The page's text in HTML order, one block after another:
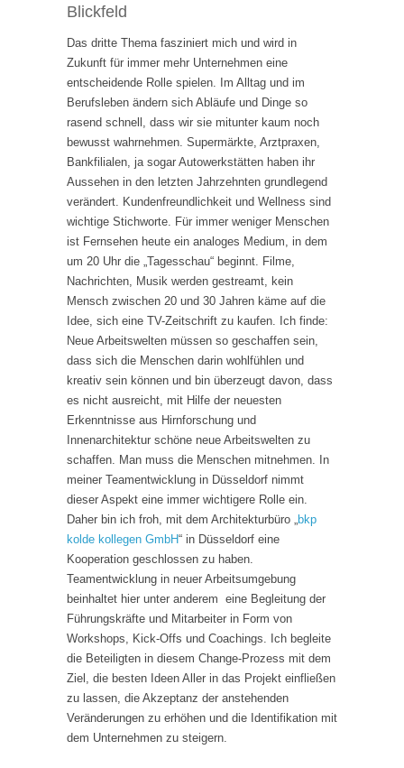
Blickfeld
Das dritte Thema fasziniert mich und wird in
Zukunft für immer mehr Unternehmen eine
entscheidende Rolle spielen. Im Alltag und im
Berufsleben ändern sich Abläufe und Dinge so
rasend schnell, dass wir sie mitunter kaum noch
bewusst wahrnehmen. Supermärkte, Arztpraxen,
Bankfilialen, ja sogar Autowerkstätten haben ihr
Aussehen in den letzten Jahrzehnten grundlegend
verändert. Kundenfreundlichkeit und Wellness sind
wichtige Stichworte. Für immer weniger Menschen
ist Fernsehen heute ein analoges Medium, in dem
um 20 Uhr die „Tagesschau“ beginnt. Filme,
Nachrichten, Musik werden gestreamt, kein
Mensch zwischen 20 und 30 Jahren käme auf die
Idee, sich eine TV-Zeitschrift zu kaufen. Ich finde:
Neue Arbeitswelten müssen so geschaffen sein,
dass sich die Menschen darin wohlfühlen und
kreativ sein können und bin überzeugt davon, dass
es nicht ausreicht, mit Hilfe der neuesten
Erkenntnisse aus Hirnforschung und
Innenarchitektur schöne neue Arbeitswelten zu
schaffen. Man muss die Menschen mitnehmen. In
meiner Teamentwicklung in Düsseldorf nimmt
dieser Aspekt eine immer wichtigere Rolle ein.
Daher bin ich froh, mit dem Architekturbüro „bkp
kolde kollegen GmbH“ in Düsseldorf eine
Kooperation geschlossen zu haben.
Teamentwicklung in neuer Arbeitsumgebung
beinhaltet hier unter anderem eine Begleitung der
Führungskräfte und Mitarbeiter in Form von
Workshops, Kick-Offs und Coachings. Ich begleite
die Beteiligten in diesem Change-Prozess mit dem
Ziel, die besten Ideen Aller in das Projekt einfließen
zu lassen, die Akzeptanz der anstehenden
Veränderungen zu erhöhen und die Identifikation mit
dem Unternehmen zu steigern.